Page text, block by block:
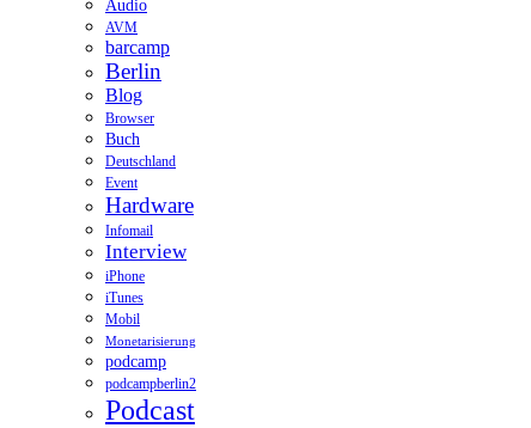
Audio
AVM
barcamp
Berlin
Blog
Browser
Buch
Deutschland
Event
Hardware
Infomail
Interview
iPhone
iTunes
Mobil
Monetarisierung
podcamp
podcampberlin2
Podcast